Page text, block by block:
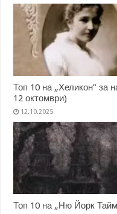
Топ 10 на „Хеликон” за
12 октомври)
12.10.2025
Топ 10 на „Ню Йорк